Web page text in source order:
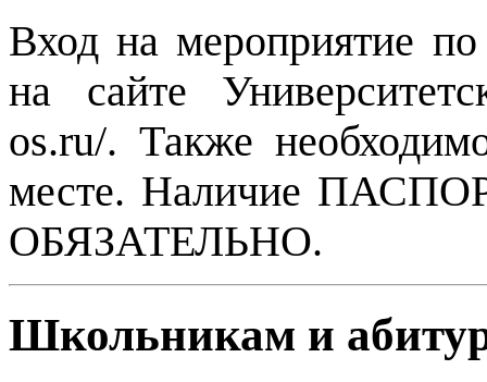
Вход на мероприятие по
на сайте
os.ru/. Также
месте. Наличие
ОБЯЗАТЕЛЬНО.
Школьникам и